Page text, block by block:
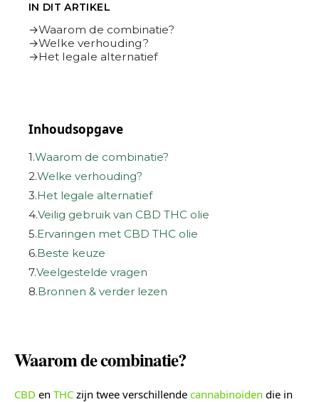
IN DIT ARTIKEL
Waarom de combinatie?
Welke verhouding?
Het legale alternatief
Inhoudsopgave
1.Waarom de combinatie?
2.Welke verhouding?
3.Het legale alternatief
4.Veilig gebruik van CBD THC olie
5.Ervaringen met CBD THC olie
6.Beste keuze
7.Veelgestelde vragen
8.Bronnen & verder lezen
Waarom de combinatie?
CBD en THC zijn twee verschillende cannabinoïden die in